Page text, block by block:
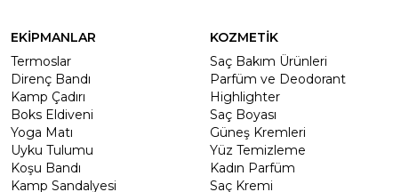
EKİPMANLAR
Termoslar
Direnç Bandı
Kamp Çadırı
Boks Eldiveni
Yoga Matı
Uyku Tulumu
Koşu Bandı
Kamp Sandalyesi
KOZMETİK
Saç Bakım Ürünleri
Parfüm ve Deodorant
Highlighter
Saç Boyası
Güneş Kremleri
Yüz Temizleme
Kadın Parfüm
Saç Kremi